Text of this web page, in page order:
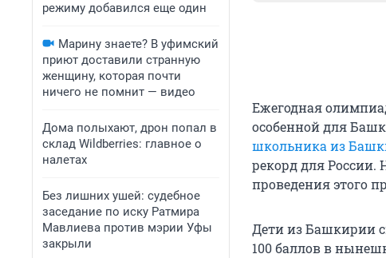
режиму добавился еще один
Марину знаете? В уфимский
приют доставили странную
женщину, которая почти
ничего не помнит — видео
Дома полыхают, дрон попал в
склад Wildberries: главное о
налетах
Без лишних ушей: судебное
заседание по иску Ратмира
Мавлиева против мэрии Уфы
закрыли
Ежегодная
особенной для
школьника из
рекорд для России.
проведения этого
Дети из Башкирии
100 баллов в